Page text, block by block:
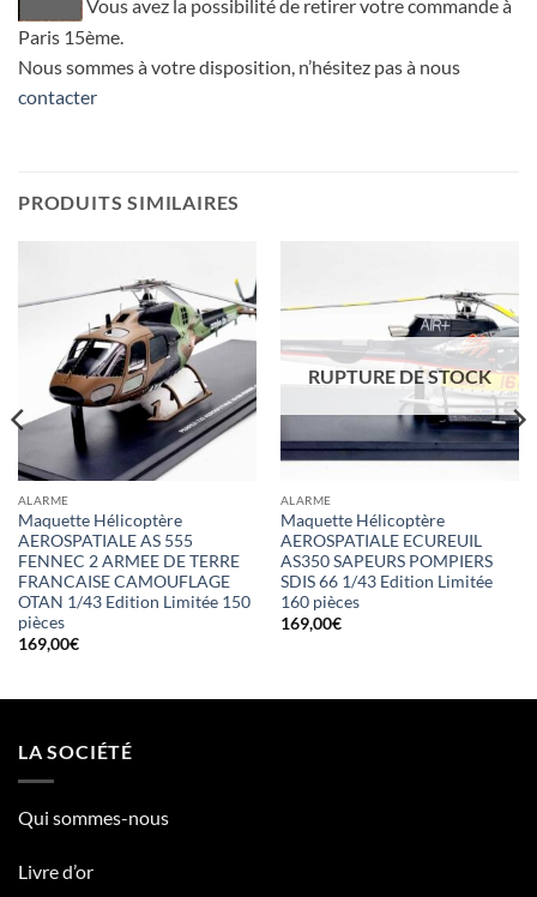
Vous avez la possibilité de retirer votre commande à
Paris 15ème.
Nous sommes à votre disposition, n’hésitez pas à nous
contacter
PRODUITS SIMILAIRES
ALARME
Maquette Hélicoptère
AEROSPATIALE AS 555
FENNEC 2 ARMEE DE TERRE
FRANCAISE CAMOUFLAGE
OTAN 1/43 Edition Limitée 150
pièces
169,00€
RUPTURE DE STOCK
ALARME
Maquette Hélicoptère
AEROSPATIALE ECUREUIL
AS350 SAPEURS POMPIERS
SDIS 66 1/43 Edition Limitée
160 pièces
169,00€
LA SOCIÉTÉ
Qui sommes-nous
Livre d’or